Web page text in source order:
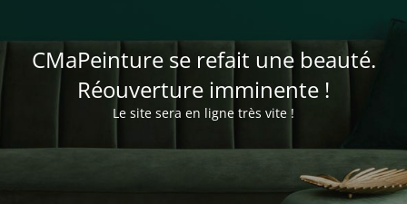
CMaPeinture se refait une beauté.
Réouverture imminente !
Le site sera en ligne très vite !